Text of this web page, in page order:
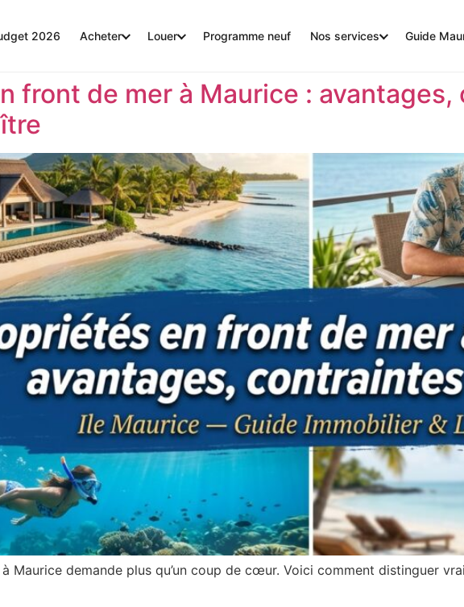
2026 Acheter Louer Programme neuf Nos services Guide
front de mer à Maurice :
Maurice demande plus qu’un coup de cœur. Voici comment distinguer